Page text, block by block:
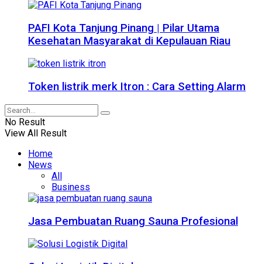
PAFI Kota Tanjung Pinang | Pilar Utama
Kesehatan Masyarakat di Kepulauan Riau
Token listrik merk Itron : Cara Setting Alarm
No Result
View All Result
Home
News
All
Business
Jasa Pembuatan Ruang Sauna Profesional